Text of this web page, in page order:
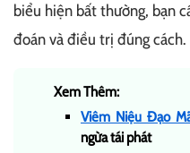
biểu hiện bất thường, bạn
đoán và điều trị đúng cách.
Xem Thêm:
Viêm Niệu Đạo
ngừa tái phát